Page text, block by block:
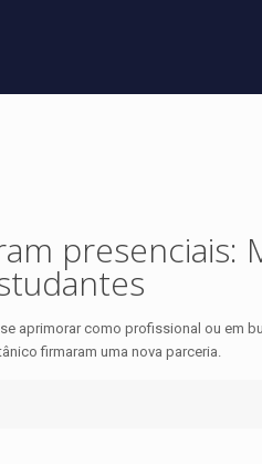
presenciais:
aprimorar como profissional ou em
firmaram uma nova parceria.